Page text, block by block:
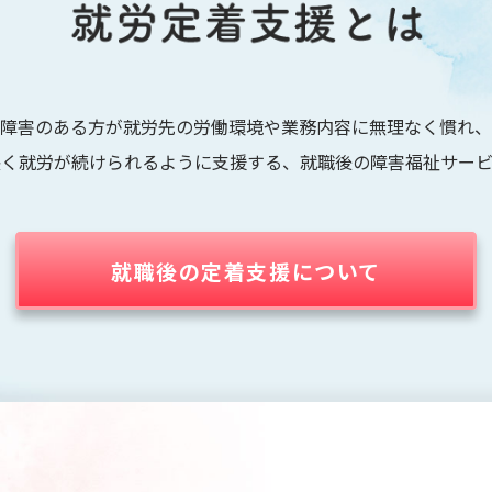
障害のある方が就労先の労働環境や業務内容に無理なく慣れ、
就労が続けられるように支援する、就職後の障害福祉サー
就職後の定着支援について